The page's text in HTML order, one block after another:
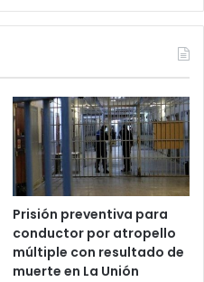
Prisión preventiva para
conductor por atropello
múltiple con resultado de
muerte en La Unión